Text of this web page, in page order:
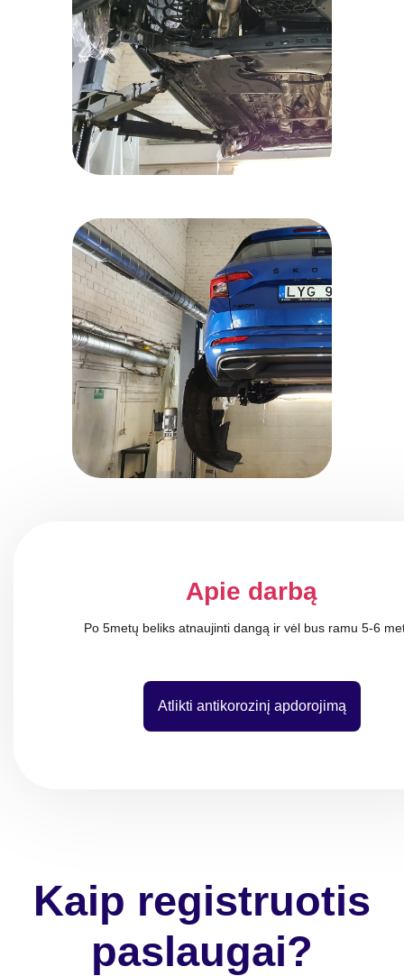
Apie darbą
Po 5metų beliks atnaujinti dangą ir vėl bus ramu 5-6
Atlikti antikorozinį apdorojimą
Kaip registruotis
paslaugai?